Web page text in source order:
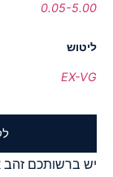
0.05-5.00
ליטוש
EX-VG
יש ברשותכם זהב